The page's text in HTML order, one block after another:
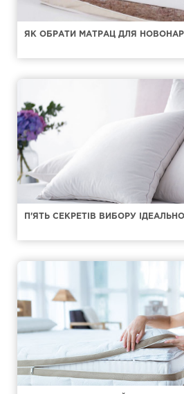
ЯК ОБРАТИ МАТРАЦ ДЛЯ
П'ЯТЬ СЕКРЕТІВ ВИБОРУ